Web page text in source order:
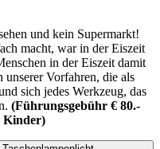
und kein Supermarkt!
macht, war in der Eiszeit
in der Eiszeit damit
Vorfahren, die als
sich jedes Werkzeug, das
(Führungsgebühr € 80.-
Kinder)